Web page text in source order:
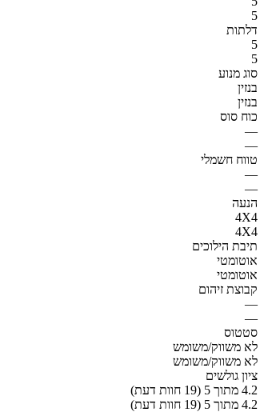
5
דלתות
5
5
סוג מנוע
בנזין
בנזין
כוח סוס
—
—
טווח חשמלי
—
—
הנעה
4X4
4X4
תיבת הילוכים
אוטומטי
אוטומטי
קבוצת זיהום
—
—
סטטוס
לא משווק/משומש
לא משווק/משומש
ציון גולשים
4.2 מתוך 5 (19 חוות דעת)
4.2 מתוך 5 (19 חוות דעת)